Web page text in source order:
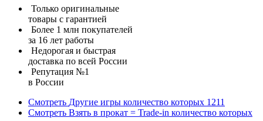
Только оригинальные
товары с гарантией
Более 1 млн покупателей
за 16 лет работы
Недорогая и быстрая
доставка по всей России
Репутация №1
в России
Смотреть Другие игры количество которых 1211
Смотреть Взять в прокат = Trade-in количество которых